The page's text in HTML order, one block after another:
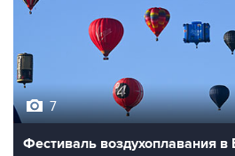
Фестиваль воздухоплавания в